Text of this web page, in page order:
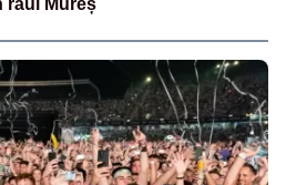
râul Mureș